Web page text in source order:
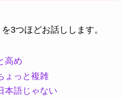
3つほどお話しします。
高め
ょっと複雑
本語じゃない